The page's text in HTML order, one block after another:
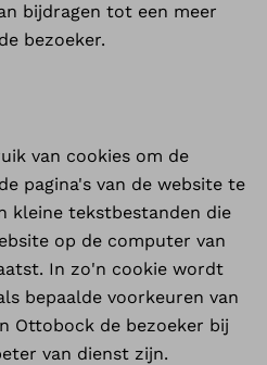
bijdragen tot een meer
bezoeker.
van cookies om de
pagina's van de website te
kleine tekstbestanden die
op de computer van
In zo'n cookie wordt
bepaalde voorkeuren van
Ottobock de bezoeker bij
van dienst zijn.